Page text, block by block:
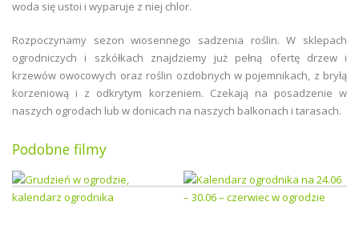
woda się ustoi i wyparuje z niej chlor.
Rozpoczynamy sezon wiosennego sadzenia roślin. W sklepach
ogrodniczych i szkółkach znajdziemy już pełną ofertę drzew i
krzewów owocowych oraz roślin ozdobnych w pojemnikach, z bryłą
korzeniową i z odkrytym korzeniem. Czekają na posadzenie w
naszych ogrodach lub w donicach na naszych balkonach i tarasach.
Podobne filmy